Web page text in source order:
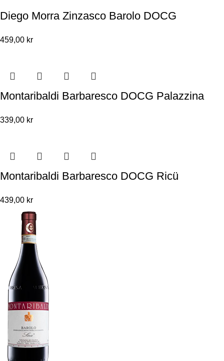
Diego Morra Zinzasco Barolo DOCG
459,00 kr
Montaribaldi Barbaresco DOCG Palazzina
339,00 kr
Montaribaldi Barbaresco DOCG Ricü
439,00 kr